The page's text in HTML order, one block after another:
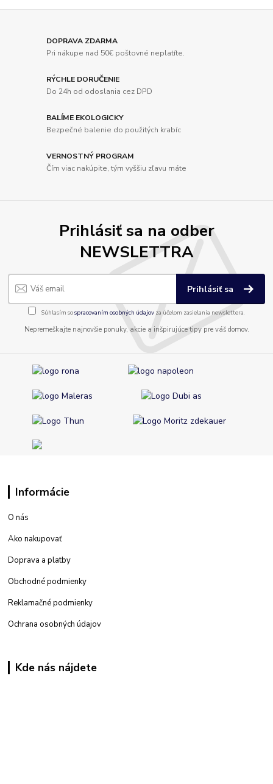
DOPRAVA ZDARMA
Pri nákupe nad 50€ poštovné neplatíte.
RÝCHLE DORUČENIE
Do 24h od odoslania cez DPD
BALÍME EKOLOGICKY
Bezpečné balenie do použitých krabíc
VERNOSTNÝ PROGRAM
Čím viac nakúpite, tým vyššiu zľavu máte
Prihlásiť sa na odber
NEWSLETTRA
Prihlásiť sa
Súhlasím sospracovaním osobných údajov za účelom zasielania newslettera.
Nepremeškajte najnovšie ponuky, akcie a inšpirujúce tipy pre váš domov.
Informácie
O nás
Ako nakupovať
Doprava a platby
Obchodné podmienky
Reklamačné podmienky
Ochrana osobných údajov
Kde nás nájdete